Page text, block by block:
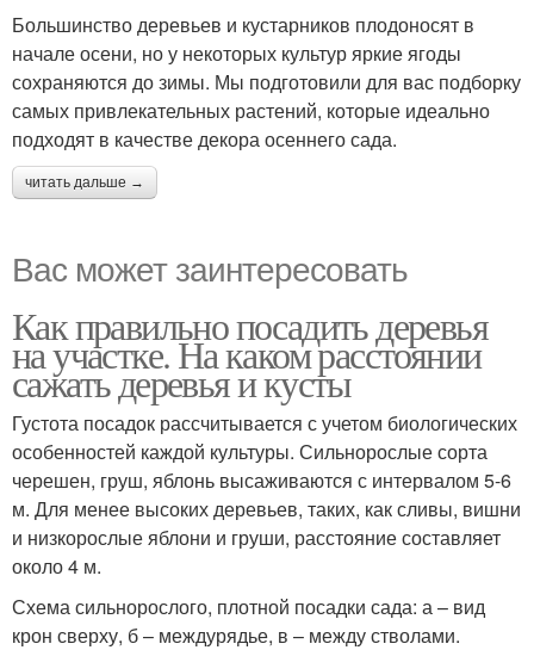
Большинство деревьев и кустарников плодоносят в
начале осени, но у некоторых культур яркие ягоды
сохраняются до зимы. Мы подготовили для вас подборку
самых привлекательных растений, которые идеально
подходят в качестве декора осеннего сада.
читать дальше →
Вас может заинтересовать
Как правильно посадить деревья
на участке. На каком расстоянии
сажать деревья и кусты
Густота посадок рассчитывается с учетом биологических
особенностей каждой культуры. Сильнорослые сорта
черешен, груш, яблонь высаживаются с интервалом 5-6
м. Для менее высоких деревьев, таких, как сливы, вишни
и низкорослые яблони и груши, расстояние составляет
около 4 м.
Схема сильнорослого, плотной посадки сада: а – вид
крон сверху, б – междурядье, в – между стволами.